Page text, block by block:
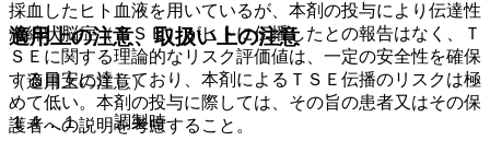
適用上の注意、取扱い上の注意
（適用上の注意）
１４．１． 調製時
採血したヒト血液を用いているが、本剤の投与により伝達性
海綿状脳症（ＴＳＥ）がヒトに伝播したとの報告はなく、Ｔ
ＳＥに関する理論的なリスク評価値は、一定の安全性を確保
する目安に達しており、本剤によるＴＳＥ伝播のリスクは極
めて低い。本剤の投与に際しては、その旨の患者又はその保
護者への説明を考慮すること。